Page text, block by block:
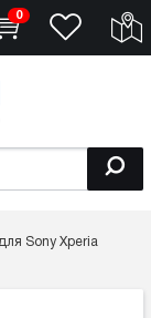
0
Sony Xperia